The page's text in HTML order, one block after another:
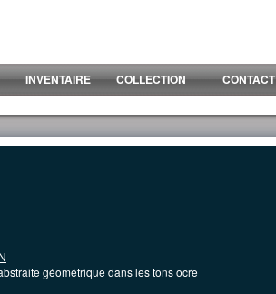
INVENTAIRE COLLECTION CONTACT
géométrique dans les tons ocre